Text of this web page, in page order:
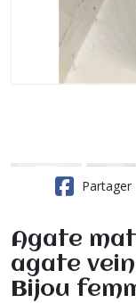
Partager
Agate
agate
Bijou